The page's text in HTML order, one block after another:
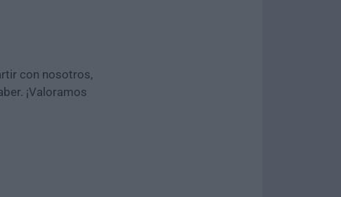
con nosotros,
¡Valoramos